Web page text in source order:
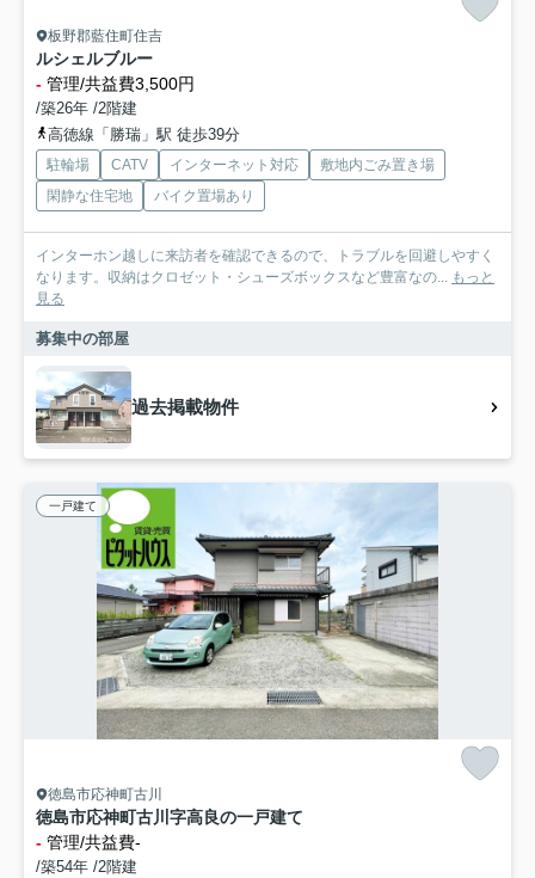
板野郡藍住町住吉
ルシェルブルー
- 管理/共益費3,500円
/築26年 /2階建
高徳線「勝瑞」駅 徒歩39分
駐輪場 CATV インターネット対応
敷地内ごみ置き場
閑静な住宅地
バイク置場あり
インターホン越しに来訪者を確認できるので、トラブルを回避しやすく
なります。収納はクロゼット・シューズボックスなど豊富なの...
もっと
見る
募集中の部屋
過去掲載物件
一戸建て
徳島市応神町古川
徳島市応神町古川字高良の一戸建て
- 管理/共益費-
/築54年 /2階建